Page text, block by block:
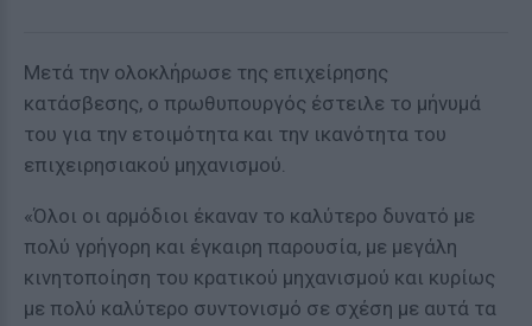
Μετά την ολοκλήρωσε της επιχείρησης
κατάσβεσης, ο πρωθυπουργός έστειλε το μήνυμά
του για την ετοιμότητα και την ικανότητα του
επιχειρησιακού μηχανισμού.
«Όλοι οι αρμόδιοι έκαναν το καλύτερο δυνατό με
πολύ γρήγορη και έγκαιρη παρουσία, με μεγάλη
κινητοποίηση του κρατικού μηχανισμού και κυρίως
με πολύ καλύτερο συντονισμό σε σχέση με αυτά τα